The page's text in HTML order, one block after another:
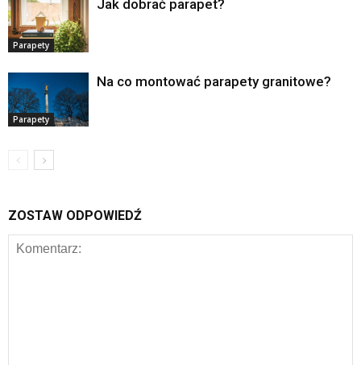
Parapety
Jak dobrać parapet?
Parapety
Na co montować parapety granitowe?
ZOSTAW ODPOWIEDŹ